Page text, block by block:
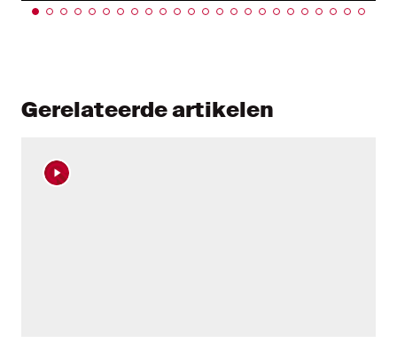
Gerelateerde artikelen